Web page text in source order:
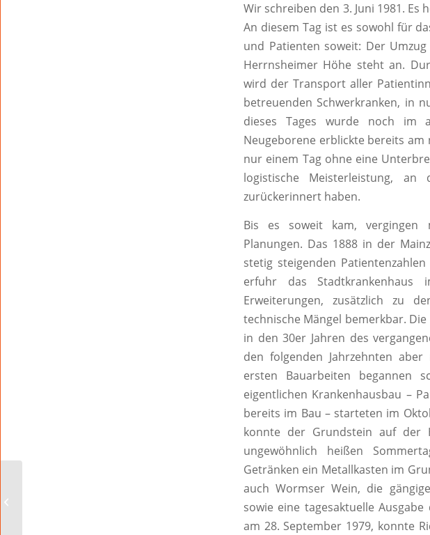
Wir schreiben den 3. Juni 1981.
An diesem Tag ist es sowohl für
und Patienten soweit: Der
Herrnsheimer Höhe steht an.
wird der Transport aller
betreuenden Schwerkranken, in
dieses Tages wurde noch im
Neugeborene erblickte bereits
nur einem Tag ohne eine
logistische Meisterleistung,
zurückerinnert haben.
Bis es soweit kam, vergingen
Planungen. Das 1888 in der
stetig steigenden
erfuhr das
Erweiterungen, zusätzlich zu
technische Mängel bemerkbar.
in den 30er Jahren des
den folgenden Jahrzehnten
ersten Bauarbeiten begannen
eigentlichen Krankenhausbau –
bereits im Bau – starteten im
konnte der Grundstein auf der
ungewöhnlich heißen
Getränken ein Metallkasten im
auch Wormser Wein, die
sowie eine tagesaktuelle
am 28. September 1979, konnte